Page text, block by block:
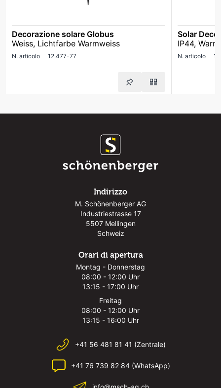
Decorazione solare Globus
Weiss, Lichtfarbe Warmweiss
N. articolo 12.477-77
Solar
IP44,
N. articolo
Indirizzo
M. Schönenberger AG
Industriestrasse 17
5507 Mellingen
Schweiz
Orari di apertura
Montag - Donnerstag
08:00 - 12:00 Uhr
13:15 - 17:00 Uhr
Freitag
08:00 - 12:00 Uhr
13:15 - 16:00 Uhr
+41 56 481 81 41 (Zentrale)
+41 76 739 82 84 (WhatsApp)